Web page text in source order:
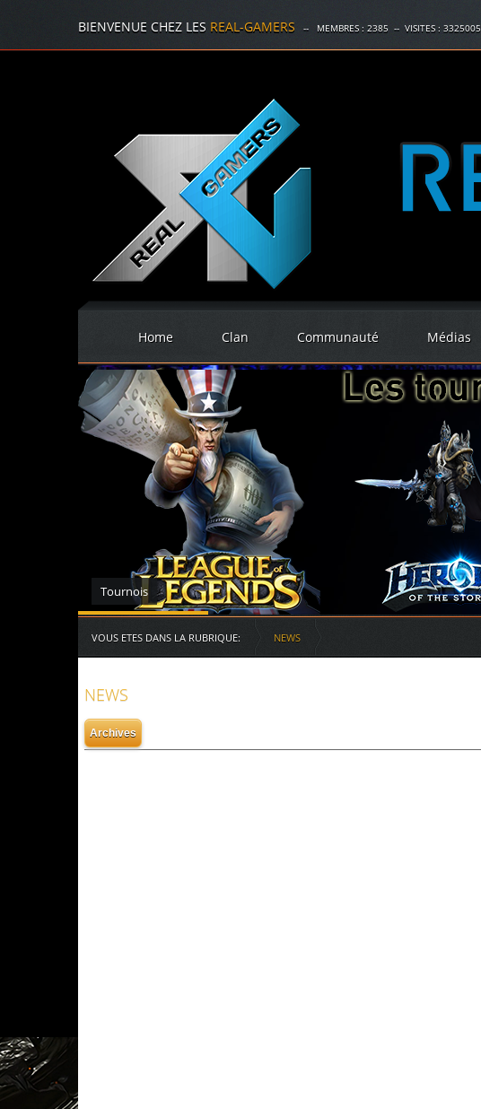
BIENVENUE CHEZ LES REAL-GAMERS -- MEMBRES : 2385 -- VISITES : 3325005
Home Clan Communauté Médias
Serveurs des RG
VOUS ETES DANS LA RUBRIQUE: NEWS
NEWS